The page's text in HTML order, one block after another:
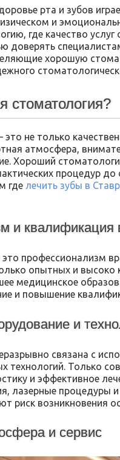
рта и зубов
и
где качество
доверять
хорошую
стоматология?
не только
атмосфера,
Хороший
процедур
где лечить зубы в
и квалификация
профессионализм
опытных и
медицинское
и повышение
и
связана с
технологий. Только
и эффективное
лазерные процедуры
риск возникновения
и сервис